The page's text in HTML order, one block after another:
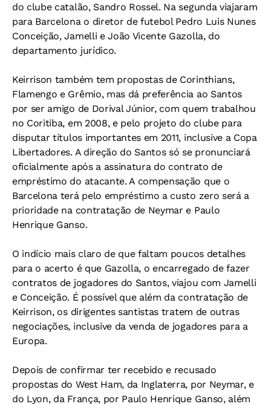
do clube catalão, Sandro Rossel. Na segunda viajaram
para Barcelona o diretor de futebol Pedro Luis Nunes
Conceição, Jamelli e João Vicente Gazolla, do
departamento jurídico.
Keirrison também tem propostas de Corinthians,
Flamengo e Grêmio, mas dá preferência ao Santos
por ser amigo de Dorival Júnior, com quem trabalhou
no Coritiba, em 2008, e pelo projeto do clube para
disputar títulos importantes em 2011, inclusive a Copa
Libertadores. A direção do Santos só se pronunciará
oficialmente após a assinatura do contrato de
empréstimo do atacante. A compensação que o
Barcelona terá pelo empréstimo a custo zero será a
prioridade na contratação de Neymar e Paulo
Henrique Ganso.
O indício mais claro de que faltam poucos detalhes
para o acerto é que Gazolla, o encarregado de fazer
contratos de jogadores do Santos, viajou com Jamelli
e Conceição. É possível que além da contratação de
Keirrison, os dirigentes santistas tratem de outras
negociações, inclusive da venda de jogadores para a
Europa.
Depois de confirmar ter recebido e recusado
propostas do West Ham, da Inglaterra, por Neymar, e
do Lyon, da França, por Paulo Henrique Ganso, além